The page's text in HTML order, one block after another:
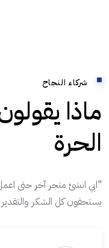
شركاء النجاح
ماذا
الحرة
"ابي انشئ متجر آخر حتى
يستحقون كل الشكر